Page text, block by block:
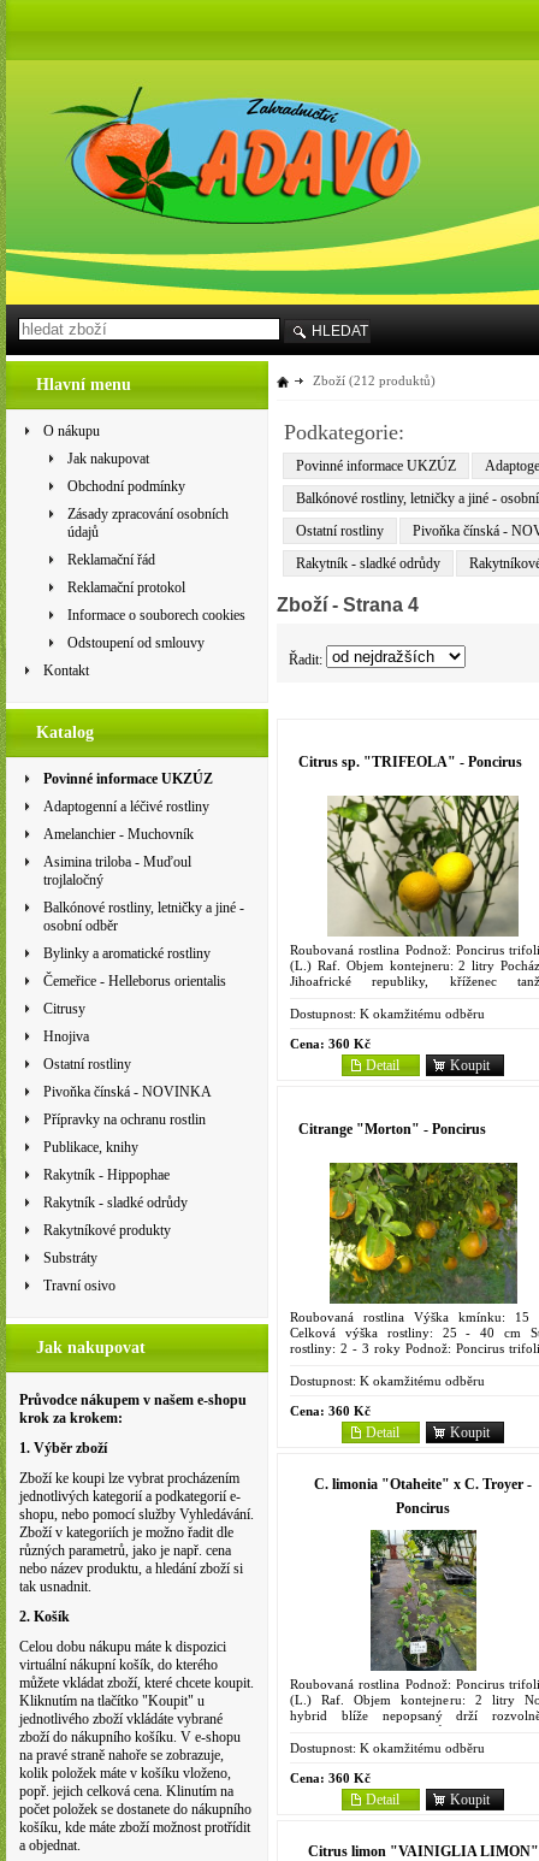
Hlavní menu
O nákupu
Jak nakupovat
Obchodní podmínky
Zásady zpracování osobních
údajů
Reklamační řád
Reklamační protokol
Informace o souborech cookies
Odstoupení od smlouvy
Kontakt
Katalog
Povinné informace UKZÚZ
Adaptogenní a léčivé rostliny
Amelanchier - Muchovník
Asimina triloba - Muďoul
trojlaločný
Balkónové rostliny, letničky a jiné -
osobní odběr
Bylinky a aromatické rostliny
Čemeřice - Helleborus orientalis
Citrusy
Hnojiva
Ostatní rostliny
Pivoňka čínská - NOVINKA
Přípravky na ochranu rostlin
Publikace, knihy
Rakytník - Hippophae
Rakytník - sladké odrůdy
Rakytníkové produkty
Substráty
Travní osivo
Jak nakupovat
Průvodce nákupem v našem e-shopu
krok za krokem:
1. Výběr zboží
Zboží ke koupi lze vybrat procházením
jednotlivých kategorií a podkategorií e-
shopu, nebo pomocí služby Vyhledávání.
Zboží v kategoriích je možno řadit dle
různých parametrů, jako je např. cena
nebo název produktu, a hledání zboží si
tak usnadnit.
2. Košík
Celou dobu nákupu máte k dispozici
virtuální nákupní košík, do kterého
můžete vkládat zboží, které chcete koupit.
Kliknutím na tlačítko "Koupit" u
jednotlivého zboží vkládáte vybrané
zboží do nákupního košíku. V e-shopu
na pravé straně nahoře se zobrazuje,
kolik položek máte v košíku vloženo,
popř. jejich celková cena. Klinutím na
počet položek se dostanete do nákupního
košíku, kde máte zboží možnost protřídit
a objednat.
Zboží (212 produktů)
Podkategorie:
Povinné informace UKZÚZ
Balkónové rostliny, letničky a jiné -
Ostatní rostliny
Pivoňka čínská -
Rakytník - sladké odrůdy
Zboží - Strana 4
Řadit:
Citrus sp. "TRIFEOLA" - Poncirus
Roubovaná rostlina Podnož: Poncirus
(L.) Raf. Objem kontejneru: 2 litry
Jihoafrické republiky, kříženec
vzrůstný, listy...
Dostupnost: K okamžitému odběru
Cena: 360 Kč
Koupit
Detail
Citrange "Morton" - Poncirus
Roubovaná rostlina Výška kmínku: 15
Celková výška rostliny: 25 - 40 cm
rostliny: 2 - 3 roky Podnož: Poncirus
pomerančovníku...
Dostupnost: K okamžitému odběru
Cena: 360 Kč
Koupit
Detail
C. limonia "Otaheite" x C. Troyer -
Poncirus
Roubovaná rostlina Podnož: Poncirus
(L.) Raf. Objem kontejneru: 2 litry
hybrid blíže nepopsaný drží
habitus. Větvičky bez trnů. Listy 10 - 15
dlouhé a 4 - 6 cm široké...
Dostupnost: K okamžitému odběru
Cena: 360 Kč
Koupit
Detail
Citrus limon "VAINIGLIA LIMON"
HLEDAT